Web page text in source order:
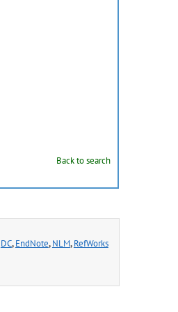
Back to search
DC,EndNote,NLM,RefWorks